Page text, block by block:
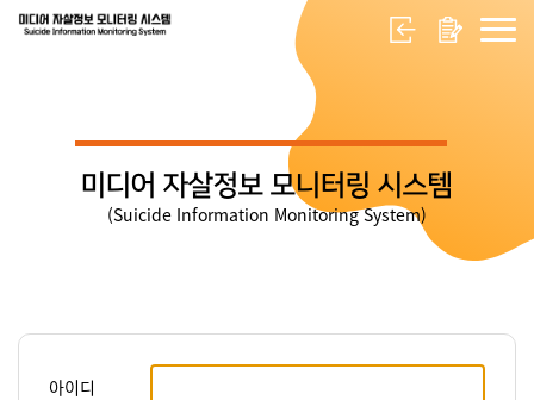
미디어 자살정보 모니터링 시스템
(Suicide Information Monitoring System)
아이디